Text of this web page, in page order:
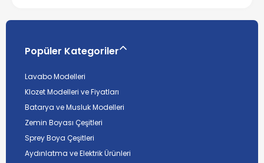
Popüler Kategoriler
Lavabo Modelleri
Klozet Modelleri ve Fiyatları
Batarya ve Musluk Modelleri
Zemin Boyası Çeşitleri
Sprey Boya Çeşitleri
Aydınlatma ve Elektrik Ürünleri